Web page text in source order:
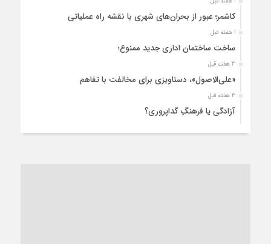
کاشمر؛ عبور از بحران‌های شهری با نقشه راه عملیاتی
1 هفته قبل
ساخت ساختمان اداری جدید ممنوع؛
3 هفته قبل
«علی‌الاصول»، دستاویزی برای مخالفت با تفاهم
3 هفته قبل
آزادگی یا فرهنگِ گداپروری؟